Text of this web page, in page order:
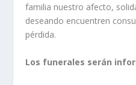
familia nuestro afecto,
deseando encuentren
pérdida.
Los funerales serán